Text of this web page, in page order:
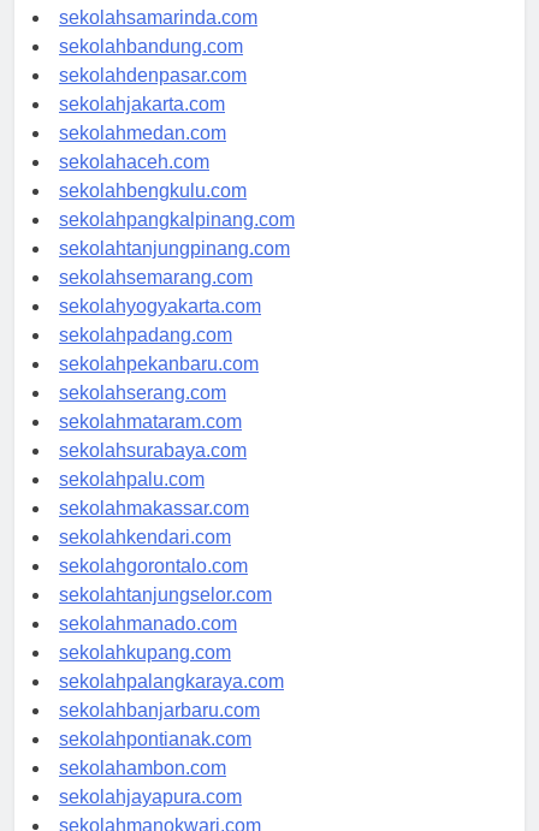
sekolahlampung.com
sekolahsamarinda.com
sekolahbandung.com
sekolahdenpasar.com
sekolahjakarta.com
sekolahmedan.com
sekolahaceh.com
sekolahbengkulu.com
sekolahpangkalpinang.com
sekolahtanjungpinang.com
sekolahsemarang.com
sekolahyogyakarta.com
sekolahpadang.com
sekolahpekanbaru.com
sekolahserang.com
sekolahmataram.com
sekolahsurabaya.com
sekolahpalu.com
sekolahmakassar.com
sekolahkendari.com
sekolahgorontalo.com
sekolahtanjungselor.com
sekolahmanado.com
sekolahkupang.com
sekolahpalangkaraya.com
sekolahbanjarbaru.com
sekolahpontianak.com
sekolahambon.com
sekolahjayapura.com